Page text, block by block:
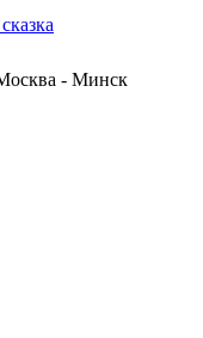
- Минск